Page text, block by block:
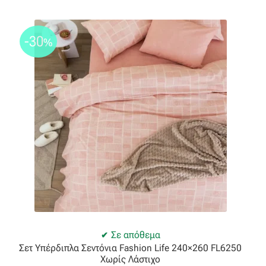
Ταφτάς μεταξωτός
Τρεβίρα
Υφαντό
Φιλ-κουπέ
Φλάμα
Σε απόθεμα
-30%
Σετ Υπέρδιπλα Σεντόνια Fashion Life 240×260 FL6250
Χωρίς Λάστιχο